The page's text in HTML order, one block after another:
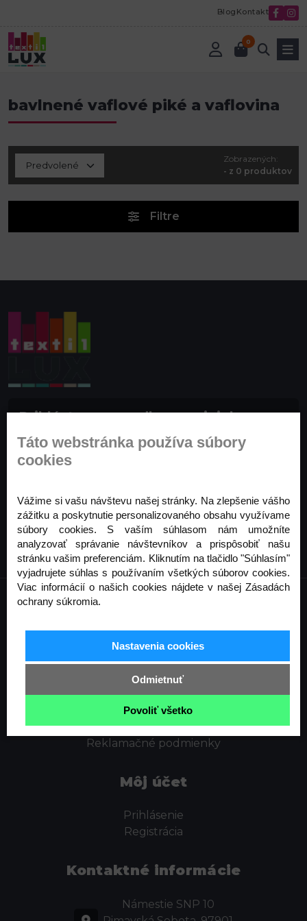
Blog Kontakt
0
Úvod
bavlnené vaflové piké a vaflovina
Zobrazených:
- z 0 produktov
Filtre
Prihláste sa na odber noviniek
Buďte prvý, kto to vie. Zaregistrujte sa na odber
noviniek ešte dnes
Informácie
Ochrana osobných údajov
Odstúpenie od zmluvy
Cookies
Obchodné podmienky
Kontakt
Reklamačné podmienky
Môj účet
Prihlásenie
Registrácia
Kontaktné informácie
Námestie SNP 10
Táto webstránka používa súbory
cookies
Vážime si vašu návštevu našej stránky. Na zlepšenie vášho
zážitku a poskytnutie personalizovaného obsahu využívame
súbory cookies. S vaším súhlasom nám umožníte
analyzovať správanie návštevníkov a prispôsobiť našu
stránku vašim preferenciám. Kliknutím na tlačidlo "Súhlasím"
vyjadrujete súhlas s používaním všetkých súborov cookies.
Viac informácií o našich cookies nájdete v našej Zásadách
ochrany súkromia.
Nastavenia cookies
Odmietnuť
Povoliť všetko